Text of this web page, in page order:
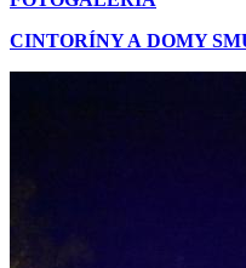
CINTORÍNY A DOMY